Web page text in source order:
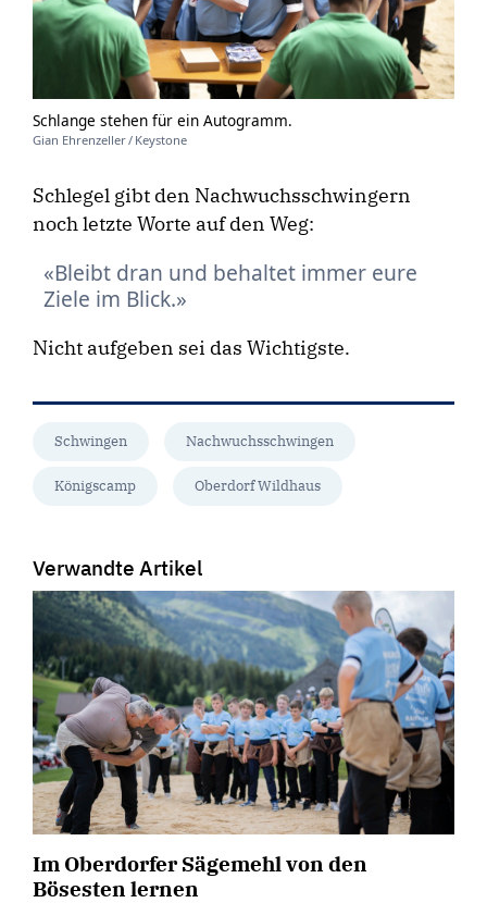
Schlange stehen für ein Autogramm.
Gian Ehrenzeller / Keystone
Schlegel gibt den Nachwuchsschwingern
noch letzte Worte auf den Weg:
Bleibt dran und behaltet immer eure
Ziele im Blick.
Nicht aufgeben sei das Wichtigste.
Schwingen Nachwuchsschwingen
Königscamp Oberdorf Wildhaus
Verwandte Artikel
Im Oberdorfer Sägemehl von den
Bösesten lernen